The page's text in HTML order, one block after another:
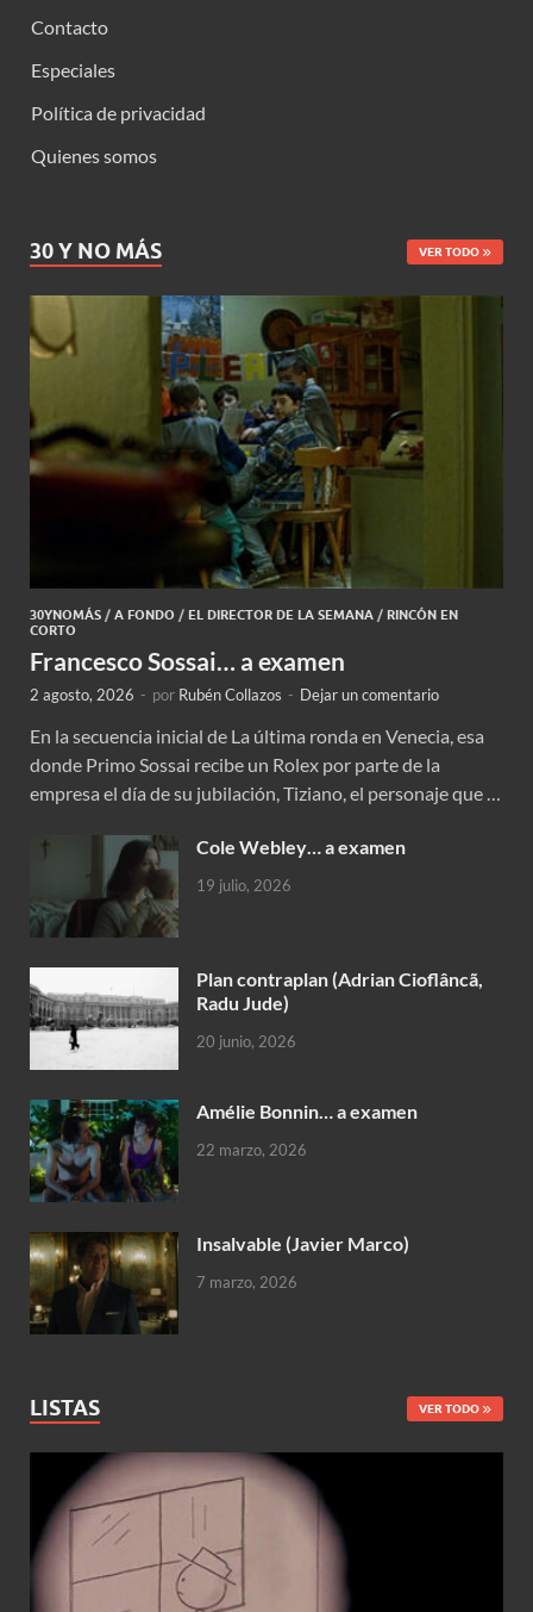
Contacto
Especiales
Política de privacidad
Quienes somos
30 Y NO MÁS VER TODO
30YNOMÁS / A FONDO / EL DIRECTOR DE LA SEMANA / RINCÓN EN
CORTO
Francesco Sossai… a examen
2 agosto, 2026 - por Rubén Collazos - Dejar un comentario
En la secuencia inicial de La última ronda en Venecia, esa
donde Primo Sossai recibe un Rolex por parte de la
empresa el día de su jubilación, Tiziano, el personaje que …
Cole Webley… a examen
19 julio, 2026
Plan contraplan (Adrian Cioflâncã,
Radu Jude)
20 junio, 2026
Amélie Bonnin… a examen
22 marzo, 2026
Insalvable (Javier Marco)
7 marzo, 2026
LISTAS VER TODO